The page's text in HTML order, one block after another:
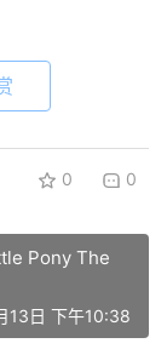
0 0
Pony The
13日 下午10:38